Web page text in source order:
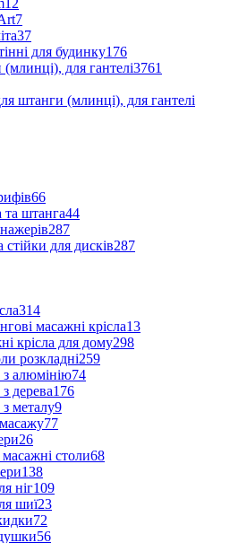
12
7
37
для будинку176
для гантелі3761
штанги (млинці), для гантелі
66
штанга44
287
стійки для дисків287
314
масажні крісла13
крісла для дому298
розкладні259
алюмінію74
дерева176
металу9
77
26
столи68
138
ніг109
шиї23
72
56